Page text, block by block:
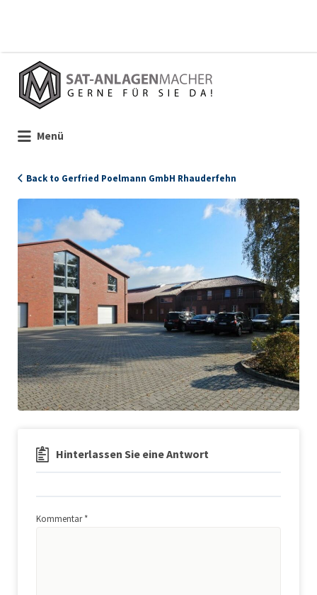
Suchen
nach:
Menü
1428_Poelmann_Ladenansicht
Back to Gerfried Poelmann GmbH Rhauderfehn
Hinterlassen Sie eine Antwort
Kommentar*